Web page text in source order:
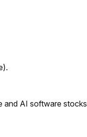
and AI software stocks